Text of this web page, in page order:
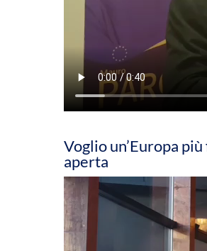
Voglio un’Europa
aperta